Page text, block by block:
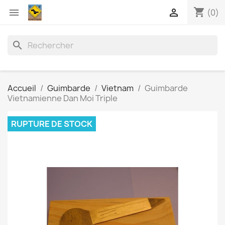
 shopping_cart (0)

search
Accueil Guimbarde Vietnam
Guimbarde
Vietnamienne Dan Moi Triple
RUPTURE DE STOCK